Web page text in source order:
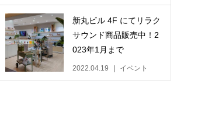
新丸ビル 4F にてリラク
サウンド商品販売中！2
023年1月まで
2022.04.19 イベント